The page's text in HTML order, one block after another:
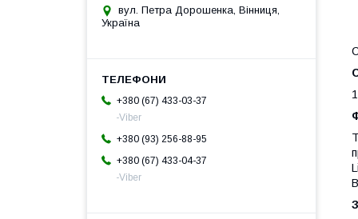
вул. Петра Дорошенка, Вінниця,
Україна
+380 (67) 433-03-37
-Viber
+380 (93) 256-88-95
+380 (67) 433-04-37
-Viber